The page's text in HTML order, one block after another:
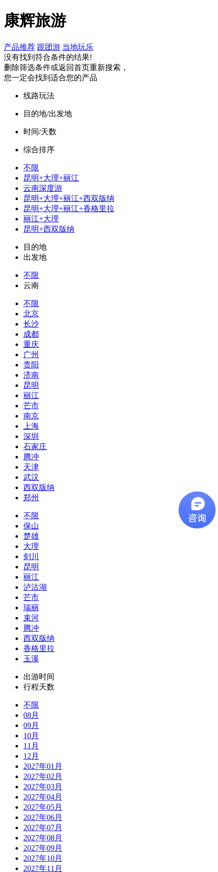
康辉旅游
产品推荐 跟团游 当地玩乐
没有找到符合条件的结果!
删除筛选条件或返回首页重新搜索，
您一定会找到适合您的产品
线路玩法
目的地/出发地
时间/天数
综合排序
不限
昆明+大理+丽江
云南深度游
昆明+大理+丽江+西双版纳
昆明+大理+丽江+香格里拉
丽江+大理
昆明+西双版纳
目的地
出发地
不限
云南
不限
北京
长沙
成都
重庆
广州
贵阳
济南
昆明
丽江
芒市
南京
上海
深圳
石家庄
腾冲
天津
武汉
西双版纳
郑州
不限
保山
楚雄
大理
剑川
昆明
丽江
泸沽湖
芒市
瑞丽
束河
腾冲
西双版纳
香格里拉
玉溪
出游时间
行程天数
不限
08月
09月
10月
11月
12月
2027年01月
2027年02月
2027年03月
2027年04月
2027年05月
2027年06月
2027年07月
2027年08月
2027年09月
2027年10月
2027年11月